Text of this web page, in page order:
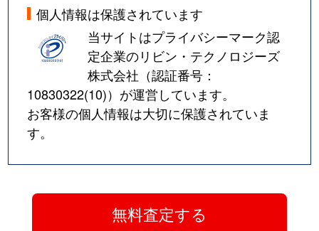
個人情報は保護されています
当サイトはプライバシーマーク認
定企業のリビン・テクノロジーズ
株式会社（認証番号：
10830322(10)）が運営しています。
お客様の個人情報は大切に保護されていま
す。